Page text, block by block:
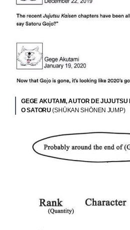
GEGE AKUTAMI, AUTOR DE
O SATORU(SHŪKAN SHŌNEN JUMP)